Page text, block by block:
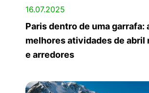
16.07.2025
Paris dentro de uma garrafa:
melhores atividades de abril
e arredores